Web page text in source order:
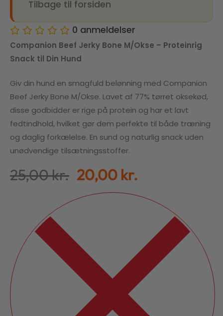
Tilbage til forsiden
0 anmeldelser
Companion Beef Jerky Bone M/Okse – Proteinrig
Snack til Din Hund
Giv din hund en smagfuld belønning med Companion
Beef Jerky Bone M/Okse. Lavet af 77% tørret oksekød,
disse godbidder er rige på protein og har et lavt
fedtindhold, hvilket gør dem perfekte til både træning
og daglig forkælelse. En sund og naturlig snack uden
unødvendige tilsætningsstoffer.
25,00kr. 20,00 kr.